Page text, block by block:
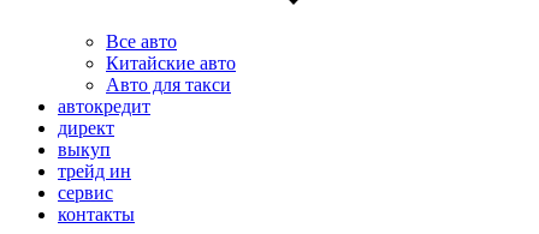
Все авто
Китайские авто
Авто для такси
автокредит
директ
выкуп
трейд ин
сервис
контакты